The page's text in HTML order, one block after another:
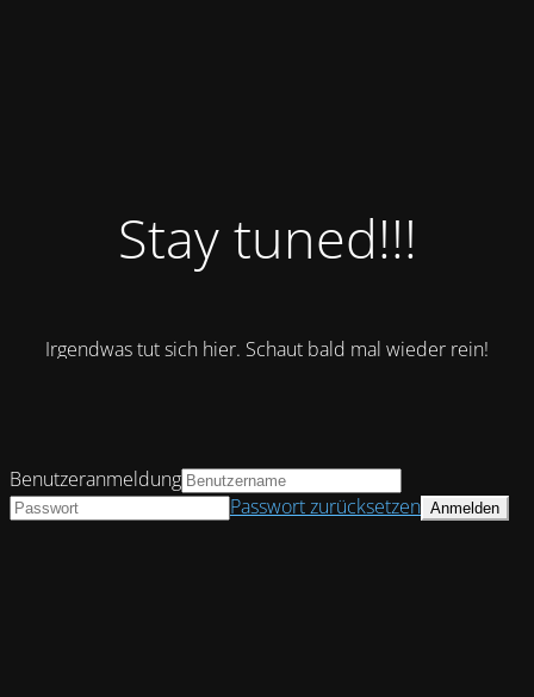
Stay tuned!!!
Irgendwas tut sich hier. Schaut bald mal wieder rein!
Benutzeranmeldung
Passwort zurücksetzen